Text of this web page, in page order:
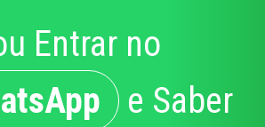
Entrar no
e Saber